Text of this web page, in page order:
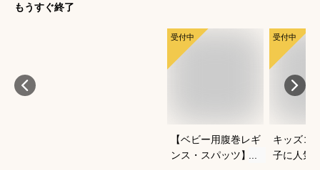
もうすぐ終了
受付中
【ベビー用腹巻レギ
ンス・スパッツ】よ
受付中
キッズコ
子に人気